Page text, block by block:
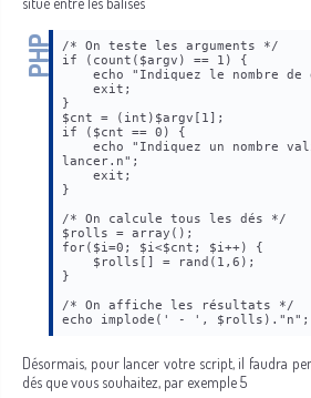
/* On teste les arguments */
if (count($argv) == 1) {
echo "Indiquez le nombre de
exit;
}
$cnt = (int)$argv[1];
if ($cnt == 0) {
echo "Indiquez un nombre
lancer.n";
exit;
}
/* On calcule tous les dés */
$rolls = array();
for($i=0; $i<$cnt; $i++) {
$rolls[] = rand(1,6);
}
/* On affiche les résultats */
echo implode(' - ', $rolls)."n";
Désormais, pour lancer votre script, il faudra
dés que vous souhaitez, par exemple 5